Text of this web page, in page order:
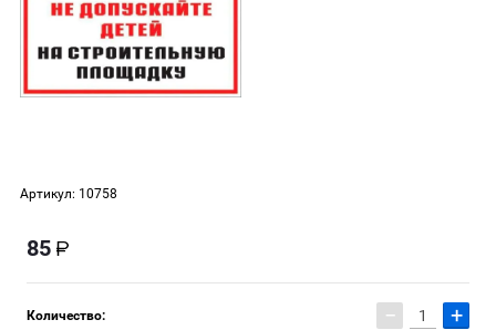
Артикул: 10758
85
Количество: − +